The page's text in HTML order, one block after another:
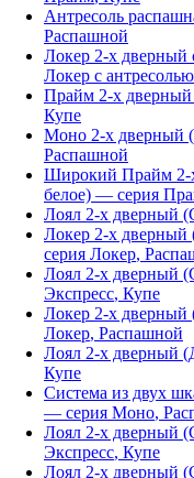
Антресоль
Распашной
Локер 2-х дверный
Локер с антресолью
Прайм 2-х
Купе
Моно 2-х дверный
Распашной
Широкий Прайм 2-
белое) — серия
Лоял 2-х дверный
Локер 2-х дверный
серия Локер,
Лоял 2-х дверный
Экспресс, Купе
Локер 2-х дверный
Локер, Распашной
Лоял 2-х дверный
Купе
Система из двух
— серия Моно,
Лоял 2-х дверный
Экспресс, Купе
Лоял 2-х дверный